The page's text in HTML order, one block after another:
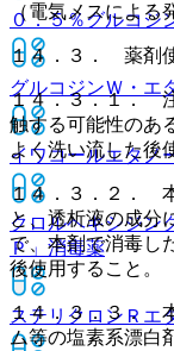
０．５％グルコジ
グルコジンＷ・エ
イワコールエタノ
クロルヘキシジン
Ｐ」 消毒薬
ステリクロンＲエ
（電気メスによる
１４．３． 薬剤
１４．３．１．
触する可能性のあ
よく洗い流した後
１４．３．２．
と、透析液の成分
で、本剤で消毒し
後使用すること。
１４．３．３．
ム等の塩素系漂白